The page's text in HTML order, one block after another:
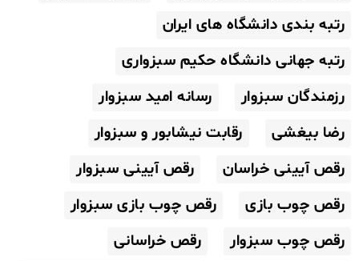
رتبه بندی دانشگاه های ایران
رتبه جهانی دانشگاه حکیم سبزواری
رزمندگان سبزوار
رسانه امید سبزوار
رضا بیغشی
رقابت نیشابور و سبزوار
رقص آیینی خراسان
رقص آیینی سبزوار
رقص چوب بازی
رقص چوب بازی سبزوار
رقص چوب سبزوار
رقص خراسانی